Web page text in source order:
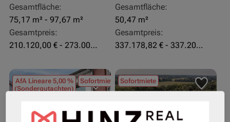
Gesamtfläche:
75,17 m² - 97,67 m²
Gesamtpreis:
210.120,00 € - 273.003,24 €
Gesamtfläche:
50,47 m²
Gesamtpreis:
337.178,82 € - 337.207,06 €
AfA Lineare 5,00 %
(Sondergutachten)
Sofortmiete Sofortmiete